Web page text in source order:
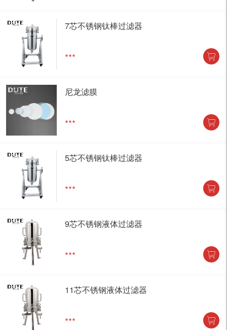
7芯不锈钢钛棒过滤器
***
尼龙滤膜
***
5芯不锈钢钛棒过滤器
***
9芯不锈钢液体过滤器
***
11芯不锈钢液体过滤器
***